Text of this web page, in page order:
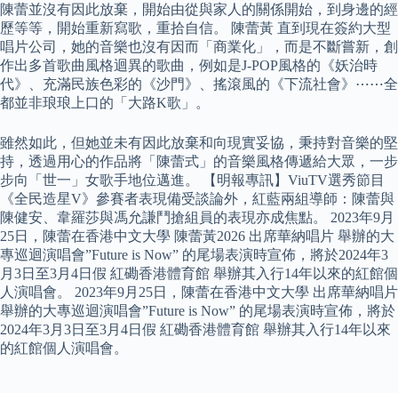
陳蕾並沒有因此放棄，開始由從與家人的關係開始，到身邊的經
歷等等，開始重新寫歌，重拾自信。 陳蕾黃 直到現在簽約大型
唱片公司，她的音樂也沒有因而「商業化」，而是不斷嘗新，創
作出多首歌曲風格迴異的歌曲，例如是J-POP風格的《妖治時
代》、充滿民族色彩的《沙門》、搖滾風的《下流社會》⋯⋯全
都並非琅琅上口的「大路K歌」。
雖然如此，但她並未有因此放棄和向現實妥協，秉持對音樂的堅
持，透過用心的作品將「陳蕾式」的音樂風格傳遞給大眾，一步
步向「世一」女歌手地位邁進。 【明報專訊】ViuTV選秀節目
《全民造星V》參賽者表現備受談論外，紅藍兩組導師：陳蕾與
陳健安、韋羅莎與馮允謙鬥搶組員的表現亦成焦點。 2023年9月
25日，陳蕾在香港中文大學 陳蕾黃2026 出席華納唱片 舉辦的大
專巡迴演唱會”Future is Now” 的尾場表演時宣佈，將於2024年3
月3日至3月4日假 紅磡香港體育館 舉辦其入行14年以來的紅館個
人演唱會。 2023年9月25日，陳蕾在香港中文大學 出席華納唱片
舉辦的大專巡迴演唱會”Future is Now” 的尾場表演時宣佈，將於
2024年3月3日至3月4日假 紅磡香港體育館 舉辦其入行14年以來
的紅館個人演唱會。